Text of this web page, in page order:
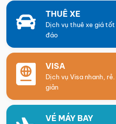
THUÊ XE
Dịch vụ thuê xe giá
đáo
VISA
Dịch vụ Visa nhanh,
giản
VÉ MÁY BAY